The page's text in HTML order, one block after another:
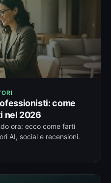
come
nel 2026
ora: ecco come farti
AI, social e recensioni.